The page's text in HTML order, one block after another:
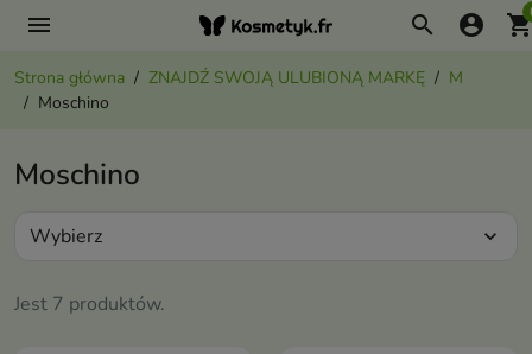
menu search account_circle
Strona główna ZNAJDŹ SWOJĄ ULUBIONĄ MARKĘ
M
Moschino
Moschino
Jest 7 produktów.
Wybierz expand_more